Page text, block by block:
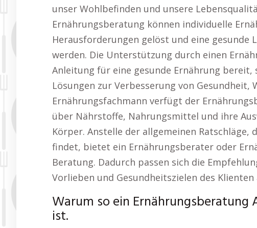
unser Wohlbefinden und unsere
Ernährungsberatung können individuelle
Herausforderungen gelöst und eine gesunde
werden. Die Unterstützung durch einen
Anleitung für eine gesunde Ernährung
Lösungen zur Verbesserung von Gesundheit,
Ernährungsfachmann verfügt der
über Nährstoffe, Nahrungsmittel und ihre
Körper. Anstelle der allgemeinen
findet, bietet ein Ernährungsberater oder
Beratung. Dadurch passen sich die
Vorlieben und Gesundheitszielen des Klienten
Warum so ein Ernährungsberatung
ist.